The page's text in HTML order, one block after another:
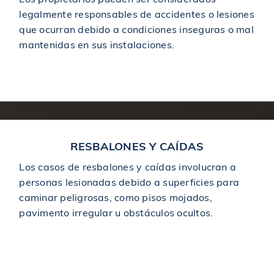
legalmente responsables de accidentes o lesiones
que ocurran debido a condiciones inseguras o mal
mantenidas en sus instalaciones.
RESBALONES Y CAÍDAS
Los casos de resbalones y caídas involucran a
personas lesionadas debido a superficies para
caminar peligrosas, como pisos mojados,
pavimento irregular u obstáculos ocultos.
$1,000,000 Acuerdo en caso de accidente de coche
$1,000,050
Otorgado en un caso de muerte por negligencia que
involucra a un bebé
$1,245,000 Acuerdo en caso de accidente por resbalón y caída